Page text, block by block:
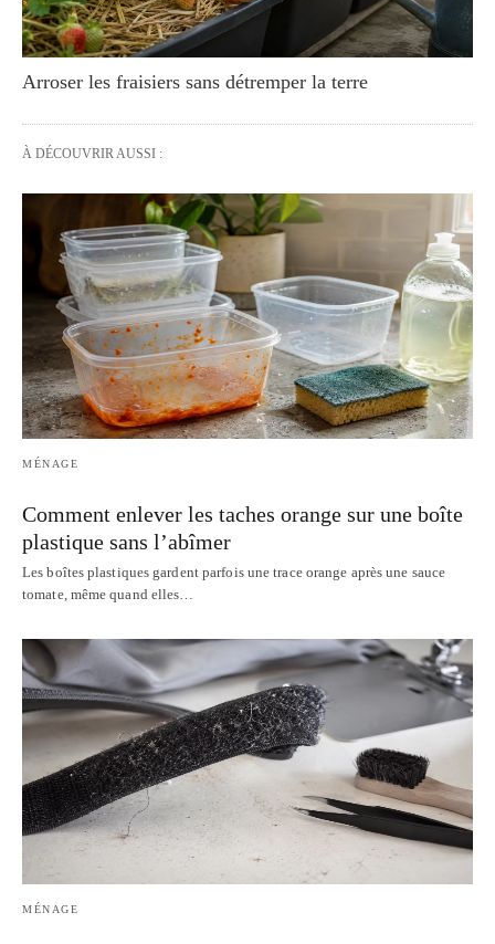
Arroser les fraisiers sans détremper la terre
À DÉCOUVRIR AUSSI :
MÉNAGE
Comment enlever les taches orange sur une boîte
plastique sans l’abîmer
Les boîtes plastiques gardent parfois une trace orange après une sauce
tomate, même quand elles…
MÉNAGE